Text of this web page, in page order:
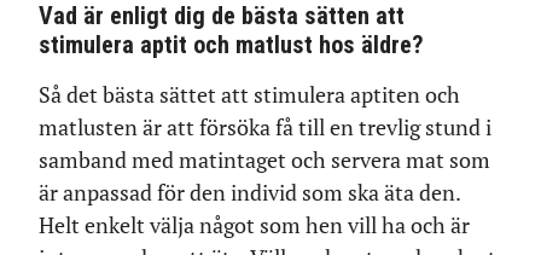
Vad är enligt dig de bästa sätten att
stimulera aptit och matlust hos äldre?
Så det bästa sättet att stimulera aptiten och
matlusten är att försöka få till en trevlig stund i
samband med matintaget och servera mat som
är anpassad för den individ som ska äta den.
Helt enkelt välja något som hen vill ha och är